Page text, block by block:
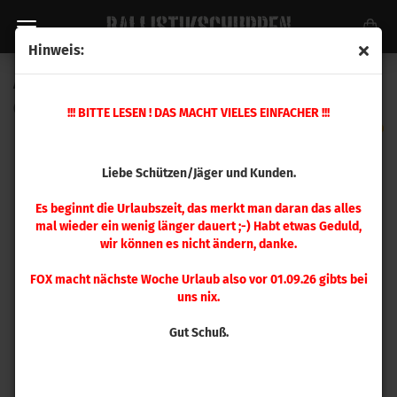
Hinweis:
!!! BITTE LESEN ! DAS MACHT VIELES EINFACHER !!!
Liebe Schützen/Jäger und Kunden.
Es beginnt die Urlaubszeit, das merkt man daran das alles
mal wieder ein wenig länger dauert ;-) Habt etwas Geduld,
wir können es nicht ändern, danke.
FOX macht nächste Woche Urlaub also vor 01.09.26 gibts bei
uns nix.
Gut Schuß.
A-Zoom 9 mm Luger Pufferpatrone Blau 10 Stück
15316)